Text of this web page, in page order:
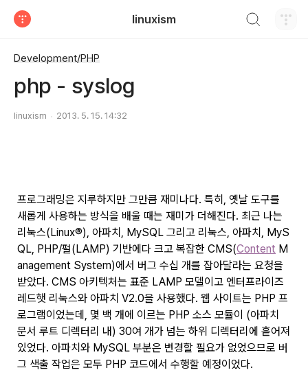
linuxism
Development/PHP
php - syslog
linuxism 2013. 5. 15. 14:32
프로그래밍은 지루하지만 그만큼 재미나다. 특히, 옛날 도구를
새롭게 사용하는 방식을 배울 때는 재미가 더해진다. 최근 나는
리눅스(Linux®), 아파치, MySQL 그리고 리눅스, 아파치, MyS
QL, PHP/펄(LAMP) 기반에다 크고 복잡한 CMS(Content M
anagement System)에서 버그 수십 개를 잡아달라는 요청을
받았다. CMS 아키텍처는 표준 LAMP 모델이고 엔터프라이즈
레드햇 리눅스와 아파치 V2.0을 사용했다. 웹 사이트는 PHP 프
로그램이었는데, 몇 백 개에 이르는 PHP 소스 모듈이 (아파치
문서 루트 디렉터리 내) 30여 개가 넘는 하위 디렉터리에 흩어져
있었다. 아파치와 MySQL 부분은 변경할 필요가 없었으므로 버
그 색출 작업은 모두 PHP 코드에서 수행할 예정이었다.